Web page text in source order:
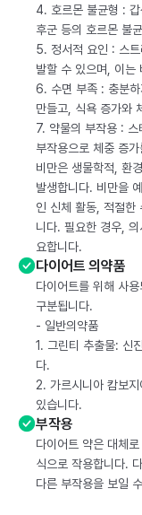
4. 호르몬 불균형 :
후군 등의 호르몬 불
5. 정서적 요인 : 스
발할 수 있으며, 이는
6. 수면 부족 : 충분하
만들고, 식욕 증가와
7. 약물의 부작용 :
부작용으로 체중 증
비만은 생물학적, 환
발생합니다. 비만을
인 신체 활동, 적절한
니다. 필요한 경우,
요합니다.
다이어트 의약품
다이어트를 위해 사
구분됩니다.
- 일반의약품
1. 그린티 추출물: 신
다.
2. 가르시니아 캄보
있습니다.
부작용
다이어트 약은 대체
식으로 작용합니다.
다른 부작용을 보일